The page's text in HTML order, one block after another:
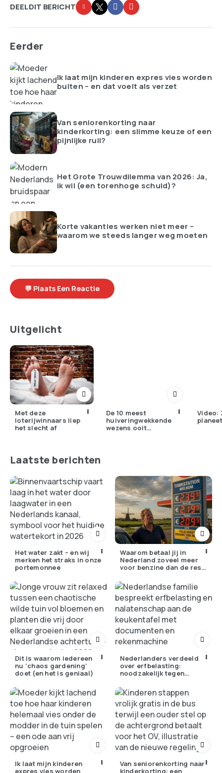
DEEL DIT BERICHT
Eerder
Ik laat mijn kinderen expres vies worden
buiten – en dat voelt als verzet
Van seniorenkorting naar
kinderkorting: een slimme keuze of een
pijnlijke ruil?
Het Grote Trouwdilemma van 2026: Ja,
ik wil (een torenhoge schuld)?
Korte vakanties werken niet meer –
waarom we steeds langer weg moeten
💬 Plaats Een Reactie
Uitgelicht
Met deze
loterijwinnaars liep
het slecht af
De 10 meest
huiveringwekkende
wezens ooit
Video:
Laatste berichten
Het water zakt – en wij
merken het straks in onze
portemonnee
Waarom betaal jij in
Nederland zoveel meer
voor benzine dan de rest
Dit is waarom iedereen
nu ‘chaos gardening’
doet (en het is geniaal)
Nederlanders verdeeld
over erfbelasting:
noodzakelijk tegen
Ik laat mijn kinderen
expres vies worden
Van seniorenkorting naar
kinderkorting: een